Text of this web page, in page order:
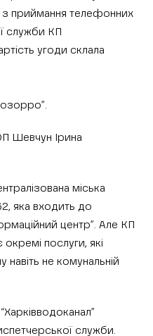
приймання телефонних
служби КП
угоди склала
Шевчун Ірина
міська
яка входить до
центр”. Але КП
послуги, які
не комунальній
служби.